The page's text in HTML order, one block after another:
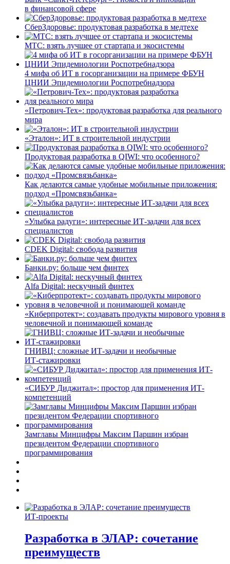
в финансовой сфере
СберЗдоровье: продуктовая разработка в медтехе
МТС: взять лучшее от стартапа и экосистемы
4 мифа об ИТ в госорганизации на примере ФБУН
ЦНИИ Эпидемиологии Роспотребнадзора
«Петрович-Тех»: продуктовая разработка для реального
мира
«Эталон»: ИТ в строительной индустрии
Продуктовая разработка в QIWI: что особенного?
Как делаются самые удобные мобильные приложения:
подход «Промсвязьбанка»
«Улыбка радуги»: интересные ИТ-задачи для всех
специалистов
CDEK Digital: свобода развития
Банки.ру: больше чем финтех
Alfa Digital: нескучный финтех
«Киберпротект»: создавать продукты мирового уровня в
человечной и понимающей команде
ГНИВЦ: сложные ИТ‑задачи и необычные
ИТ‑стажировки
«СИБУР Диджитал»: простор для применения ИТ-
компетенций
Замглавы Минцифры Максим Паршин избран
президентом Федерации спортивного
программирования
ИТ-проекты
Разработка в ЭЛАР: сочетание
преимуществ